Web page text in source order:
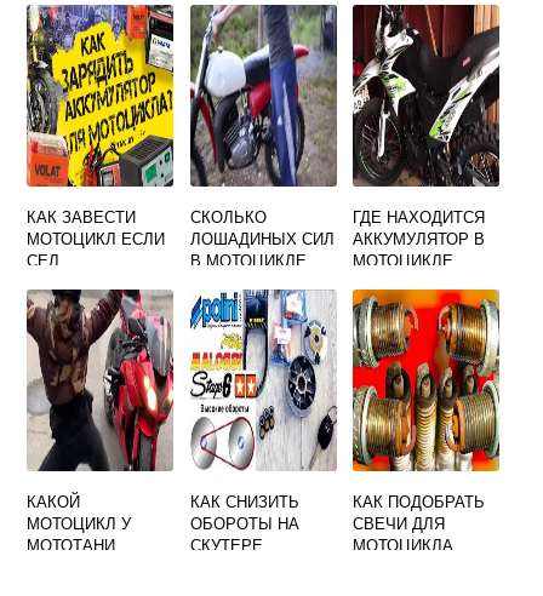
КАК ЗАВЕСТИ
МОТОЦИКЛ ЕСЛИ
СЕЛ
СКОЛЬКО
ЛОШАДИНЫХ СИЛ
В МОТОЦИКЛЕ
ГДЕ НАХОДИТСЯ
АККУМУЛЯТОР В
МОТОЦИКЛЕ
КАКОЙ
МОТОЦИКЛ У
МОТОТАНИ
КАК СНИЗИТЬ
ОБОРОТЫ НА
СКУТЕРЕ
КАК ПОДОБРАТЬ
СВЕЧИ ДЛЯ
МОТОЦИКЛА